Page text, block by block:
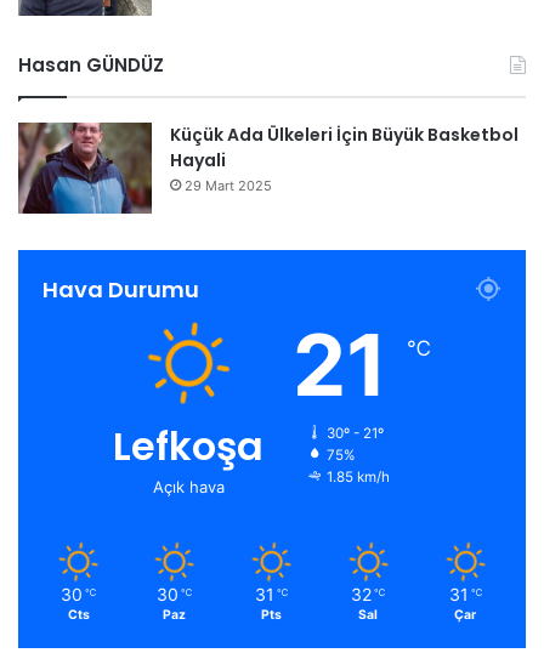
Hasan GÜNDÜZ
Küçük Ada Ülkeleri İçin Büyük Basketbol
Hayali
29 Mart 2025
Hava Durumu
Lefkoşa
Açık hava
21 ℃
30º - 21º
75%
1.85 km/h
30 ℃
Cts
30 ℃
Paz
31 ℃
Pts
32 ℃
Sal
31 ℃
Çar